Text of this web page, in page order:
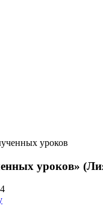
уроков
уроков»